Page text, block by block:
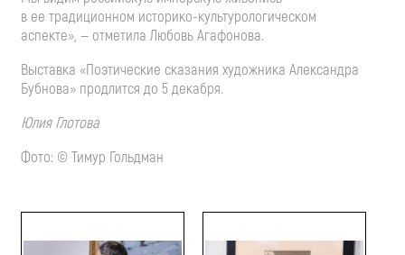
в ее традиционном историко-культурологическом
аспекте», — отметила Любовь Агафонова.
Выставка «Поэтические сказания художника Александра
Бубнова» продлится до 5 декабря.
Юлия Глотова
Фото: © Тимур Гольдман